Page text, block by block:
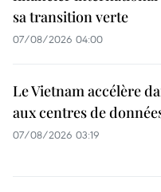
sa transition verte
07/08/2026 04:00
Le Vietnam accélère
aux centres de
07/08/2026 03:19